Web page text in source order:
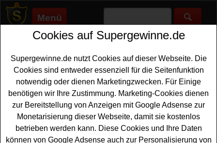
Menü
Supergewinne.de>Gewinnspiele>Sonstige Gewinnspiele
Anzeige:
Anzeige:
Sarti Aperitivo Gewinnspiel -
Sommer-Sets mit Liegestuhl und
Cookies auf Supergewinne.de
Supergewinne.de nutzt Cookies auf dieser Webseite. Die
Cookies sind entweder essenziell für die Seitenfunktion
notwendig oder dienen Marketingzwecken. Für Einige
benötigen wir Ihre Zustimmung. Marketing-Cookies dienen
zur Bereitstellung von Anzeigen mit Google Adsense zur
Monetarisierung dieser Webseite, damit sie kostenlos
betrieben werden kann. Diese Cookies und Ihre Daten
können von Google Adsense auch zur Personalisierung von